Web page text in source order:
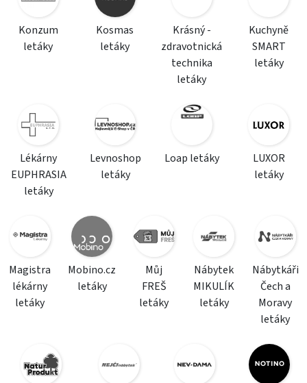
Konzum
letáky
Kosmas
letáky
Krásný -
zdravotnická
technika
letáky
Kuchyně
SMART
letáky
Lékárny
EUPHRASIA
letáky
Levnoshop
letáky
Loap letáky
LUXOR
letáky
Magistra
lékárny
letáky
Mobino.cz
letáky
Můj
FREŠ
letáky
Nábytek
MIKULÍK
letáky
Nábytkáři
Čech a
Moravy
letáky